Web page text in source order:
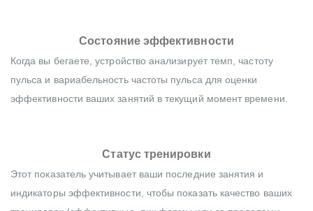
Состояние эффективности
Когда вы бегаете, устройство анализирует темп, частоту
пульса и вариабельность частоты пульса для оценки
эффективности ваших занятий в текущий момент времени.
Статус тренировки
Этот показатель учитывает ваши последние занятия и
индикаторы эффективности, чтобы показать качество ваших